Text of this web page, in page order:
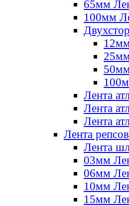
65мм
100мм
Лента
Лента
Лента
Лента
Лента
03мм
06мм
10мм
15мм